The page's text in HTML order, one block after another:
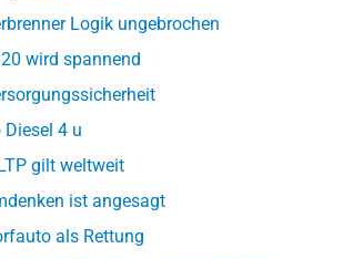
Logik ungebrochen
wird spannend
Diesel 4 u
gilt weltweit
ist angesagt
als Rettung